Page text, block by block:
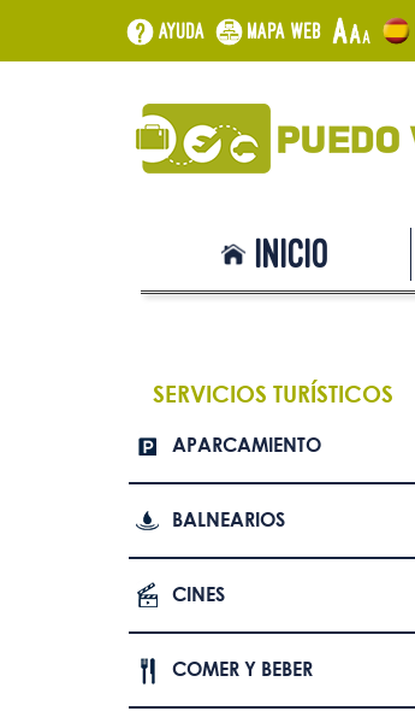
Ayuda Mapa web
Inicio
SERVICIOS TURÍSTICOS
APARCAMIENTO
BALNEARIOS
CINES
COMER Y BEBER